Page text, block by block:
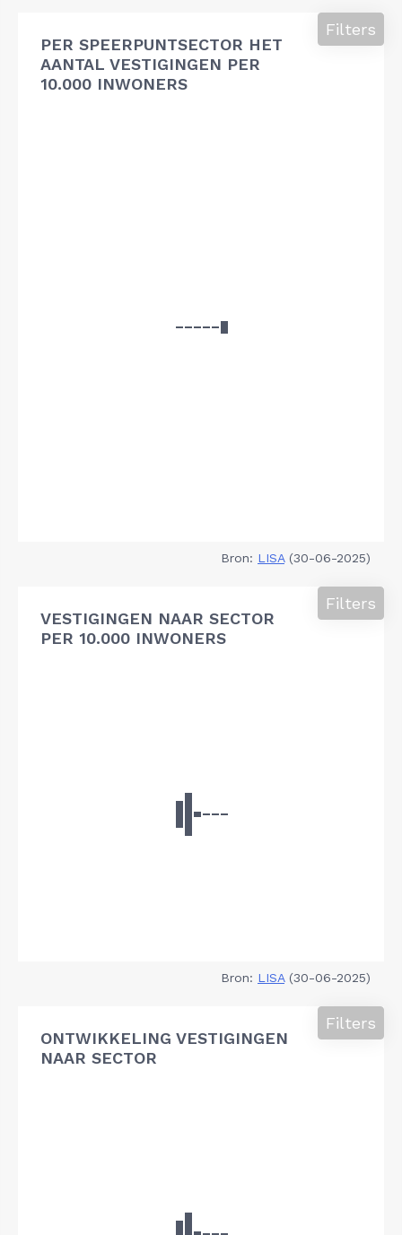
PER SPEERPUNTSECTOR HET
AANTAL VESTIGINGEN PER
10.000 INWONERS
Filters
Bron: LISA(30-06-2025)
VESTIGINGEN NAAR SECTOR
PER 10.000 INWONERS
Filters
Bron: LISA(30-06-2025)
ONTWIKKELING VESTIGINGEN
NAAR SECTOR
Filters